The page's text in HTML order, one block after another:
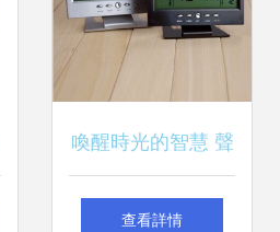
喚醒時光的智慧 聲
控感應萬年歷溫度
查看詳情